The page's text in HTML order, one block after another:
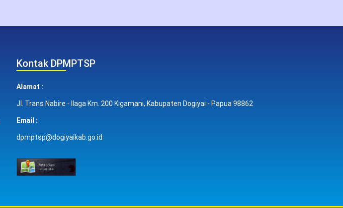
Kontak DPMPTSP
Alamat :
Jl. Trans Nabire - Ilaga Km. 200 Kigamani, Kabupaten Dogiyai - Papua 98862
Email :
dpmptsp@dogiyaikab.go.id